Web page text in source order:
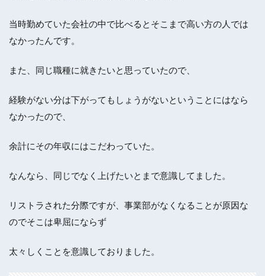
当時勤めていた会社の中で比べるとそこまで高い方の人では
なかったんです。
また、同じ職種に就きたいと思っていたので、
経験がない分は下がってもしょうがないということにはなら
なかったので、
余計にその年収にはこだわっていた。
なんなら、同じでなく上げたいとまで意識してました。
リストラされた分際ですが、事業部がなくなることが原因な
のでそこは卑屈にならず
太々しくことを意識しておりました。